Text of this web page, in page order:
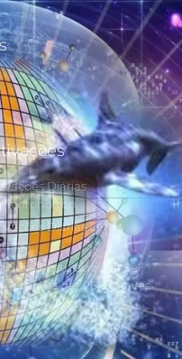
Diárias
Diárias Lei do
Postulados da Lei
Tempo e das 260 Chaves
Synchronotron